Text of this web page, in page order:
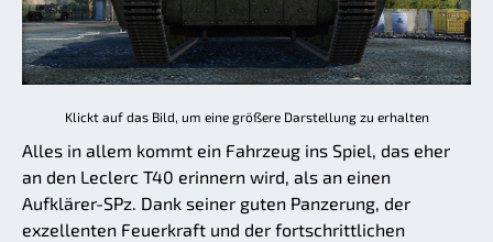
Klickt auf das Bild, um eine größere Darstellung zu erhalten
Alles in allem kommt ein Fahrzeug ins Spiel, das eher
an den Leclerc T40 erinnern wird, als an einen
Aufklärer-SPz. Dank seiner guten Panzerung, der
exzellenten Feuerkraft und der fortschrittlichen